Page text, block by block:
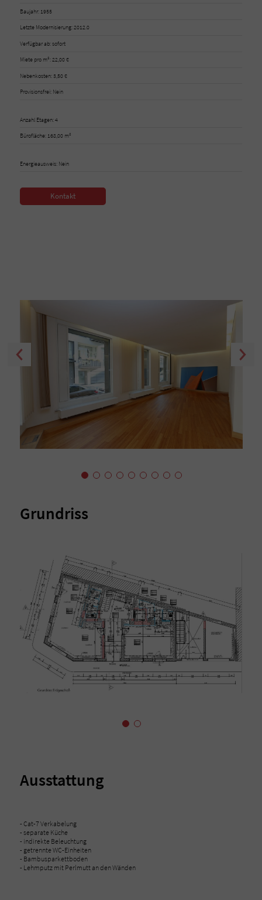
Baujahr: 1955
Letzte Modernisierung: 2012.0
Verfügbar ab: sofort
Miete pro m²: 22,00 €
Nebenkosten: 3,50 €
Provisionsfrei: Nein
Anzahl Etagen: 4
Bürofläche: 168,00 m²
Energieausweis: Nein
Kontakt
Grundriss
Ausstattung
- Cat-7 Verkabelung
- separate Küche
- indirekte Beleuchtung
- getrennte WC-Einheiten
- Bambusparkettboden
- Lehmputz mit Perlmutt an den Wänden